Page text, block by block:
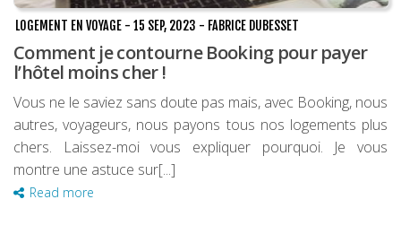
LOGEMENT EN VOYAGE - 15 SEP, 2023 - FABRICE DUBESSET
Comment je contourne Booking pour payer
l’hôtel moins cher !
Vous ne le saviez sans doute pas mais, avec Booking, nous
autres, voyageurs, nous payons tous nos logements plus
chers. Laissez-moi vous expliquer pourquoi. Je vous
montre une astuce sur[...]
Read more